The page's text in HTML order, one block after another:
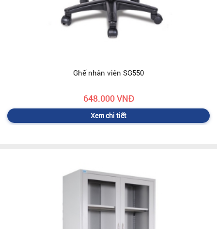
Ghế nhân viên SG550
648.000 VNĐ
Xem chi tiết